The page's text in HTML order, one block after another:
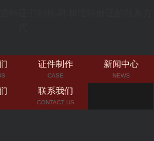
证件制作
CASE
新闻中心
NEWS
联系我们
CONTACT US